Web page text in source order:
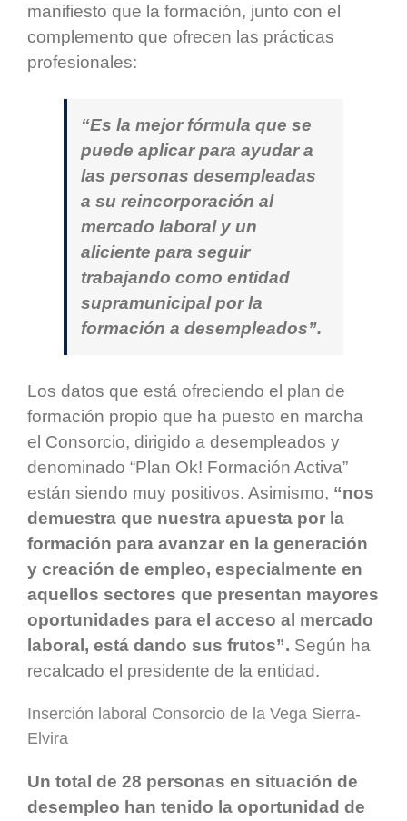
manifiesto que la formación, junto con el
complemento que ofrecen las prácticas
profesionales:
“Es la mejor fórmula que se
puede aplicar para ayudar a
las personas desempleadas
a su reincorporación al
mercado laboral y un
aliciente para seguir
trabajando como entidad
supramunicipal por la
formación a desempleados”.
Los datos que está ofreciendo el plan de
formación propio que ha puesto en marcha
el Consorcio, dirigido a desempleados y
denominado “Plan Ok! Formación Activa”
están siendo muy positivos. Asimismo, “nos
demuestra que nuestra apuesta por la
formación para avanzar en la generación
y creación de empleo, especialmente en
aquellos sectores que presentan mayores
oportunidades para el acceso al mercado
laboral, está dando sus frutos”. Según ha
recalcado el presidente de la entidad.
Inserción laboral Consorcio de la Vega Sierra-
Elvira
Un total de 28 personas en situación de
desempleo han tenido la oportunidad de